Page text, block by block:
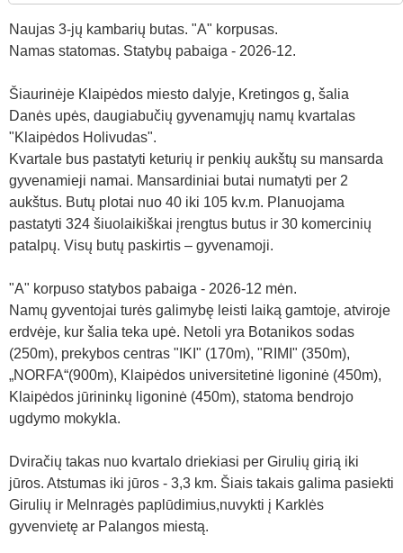
Naujas 3-jų kambarių butas. "A" korpusas.
Namas statomas. Statybų pabaiga - 2026-12.
Šiaurinėje Klaipėdos miesto dalyje, Kretingos g, šalia
Danės upės, daugiabučių gyvenamųjų namų kvartalas
"Klaipėdos Holivudas".
Kvartale bus pastatyti keturių ir penkių aukštų su mansarda
gyvenamieji namai. Mansardiniai butai numatyti per 2
aukštus. Butų plotai nuo 40 iki 105 kv.m. Planuojama
pastatyti 324 šiuolaikiškai įrengtus butus ir 30 komercinių
patalpų. Visų butų paskirtis – gyvenamoji.
"A" korpuso statybos pabaiga - 2026-12 mėn.
Namų gyventojai turės galimybę leisti laiką gamtoje, atviroje
erdvėje, kur šalia teka upė. Netoli yra Botanikos sodas
(250m), prekybos centras "IKI" (170m), "RIMI" (350m),
„NORFA“(900m), Klaipėdos universitetinė ligoninė (450m),
Klaipėdos jūrininkų ligoninė (450m), statoma bendrojo
ugdymo mokykla.
Dviračių takas nuo kvartalo driekiasi per Girulių girią iki
jūros. Atstumas iki jūros - 3,3 km. Šiais takais galima pasiekti
Girulių ir Melnragės paplūdimius,nuvykti į Karklės
gyvenvietę ar Palangos miestą.